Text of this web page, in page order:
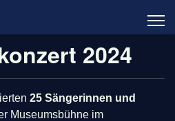
2024
25 Sängerinnen und
Museumsbühne im